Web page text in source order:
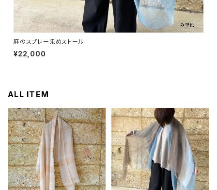
麻のスプレー染めストール
¥22,000
ALL ITEM